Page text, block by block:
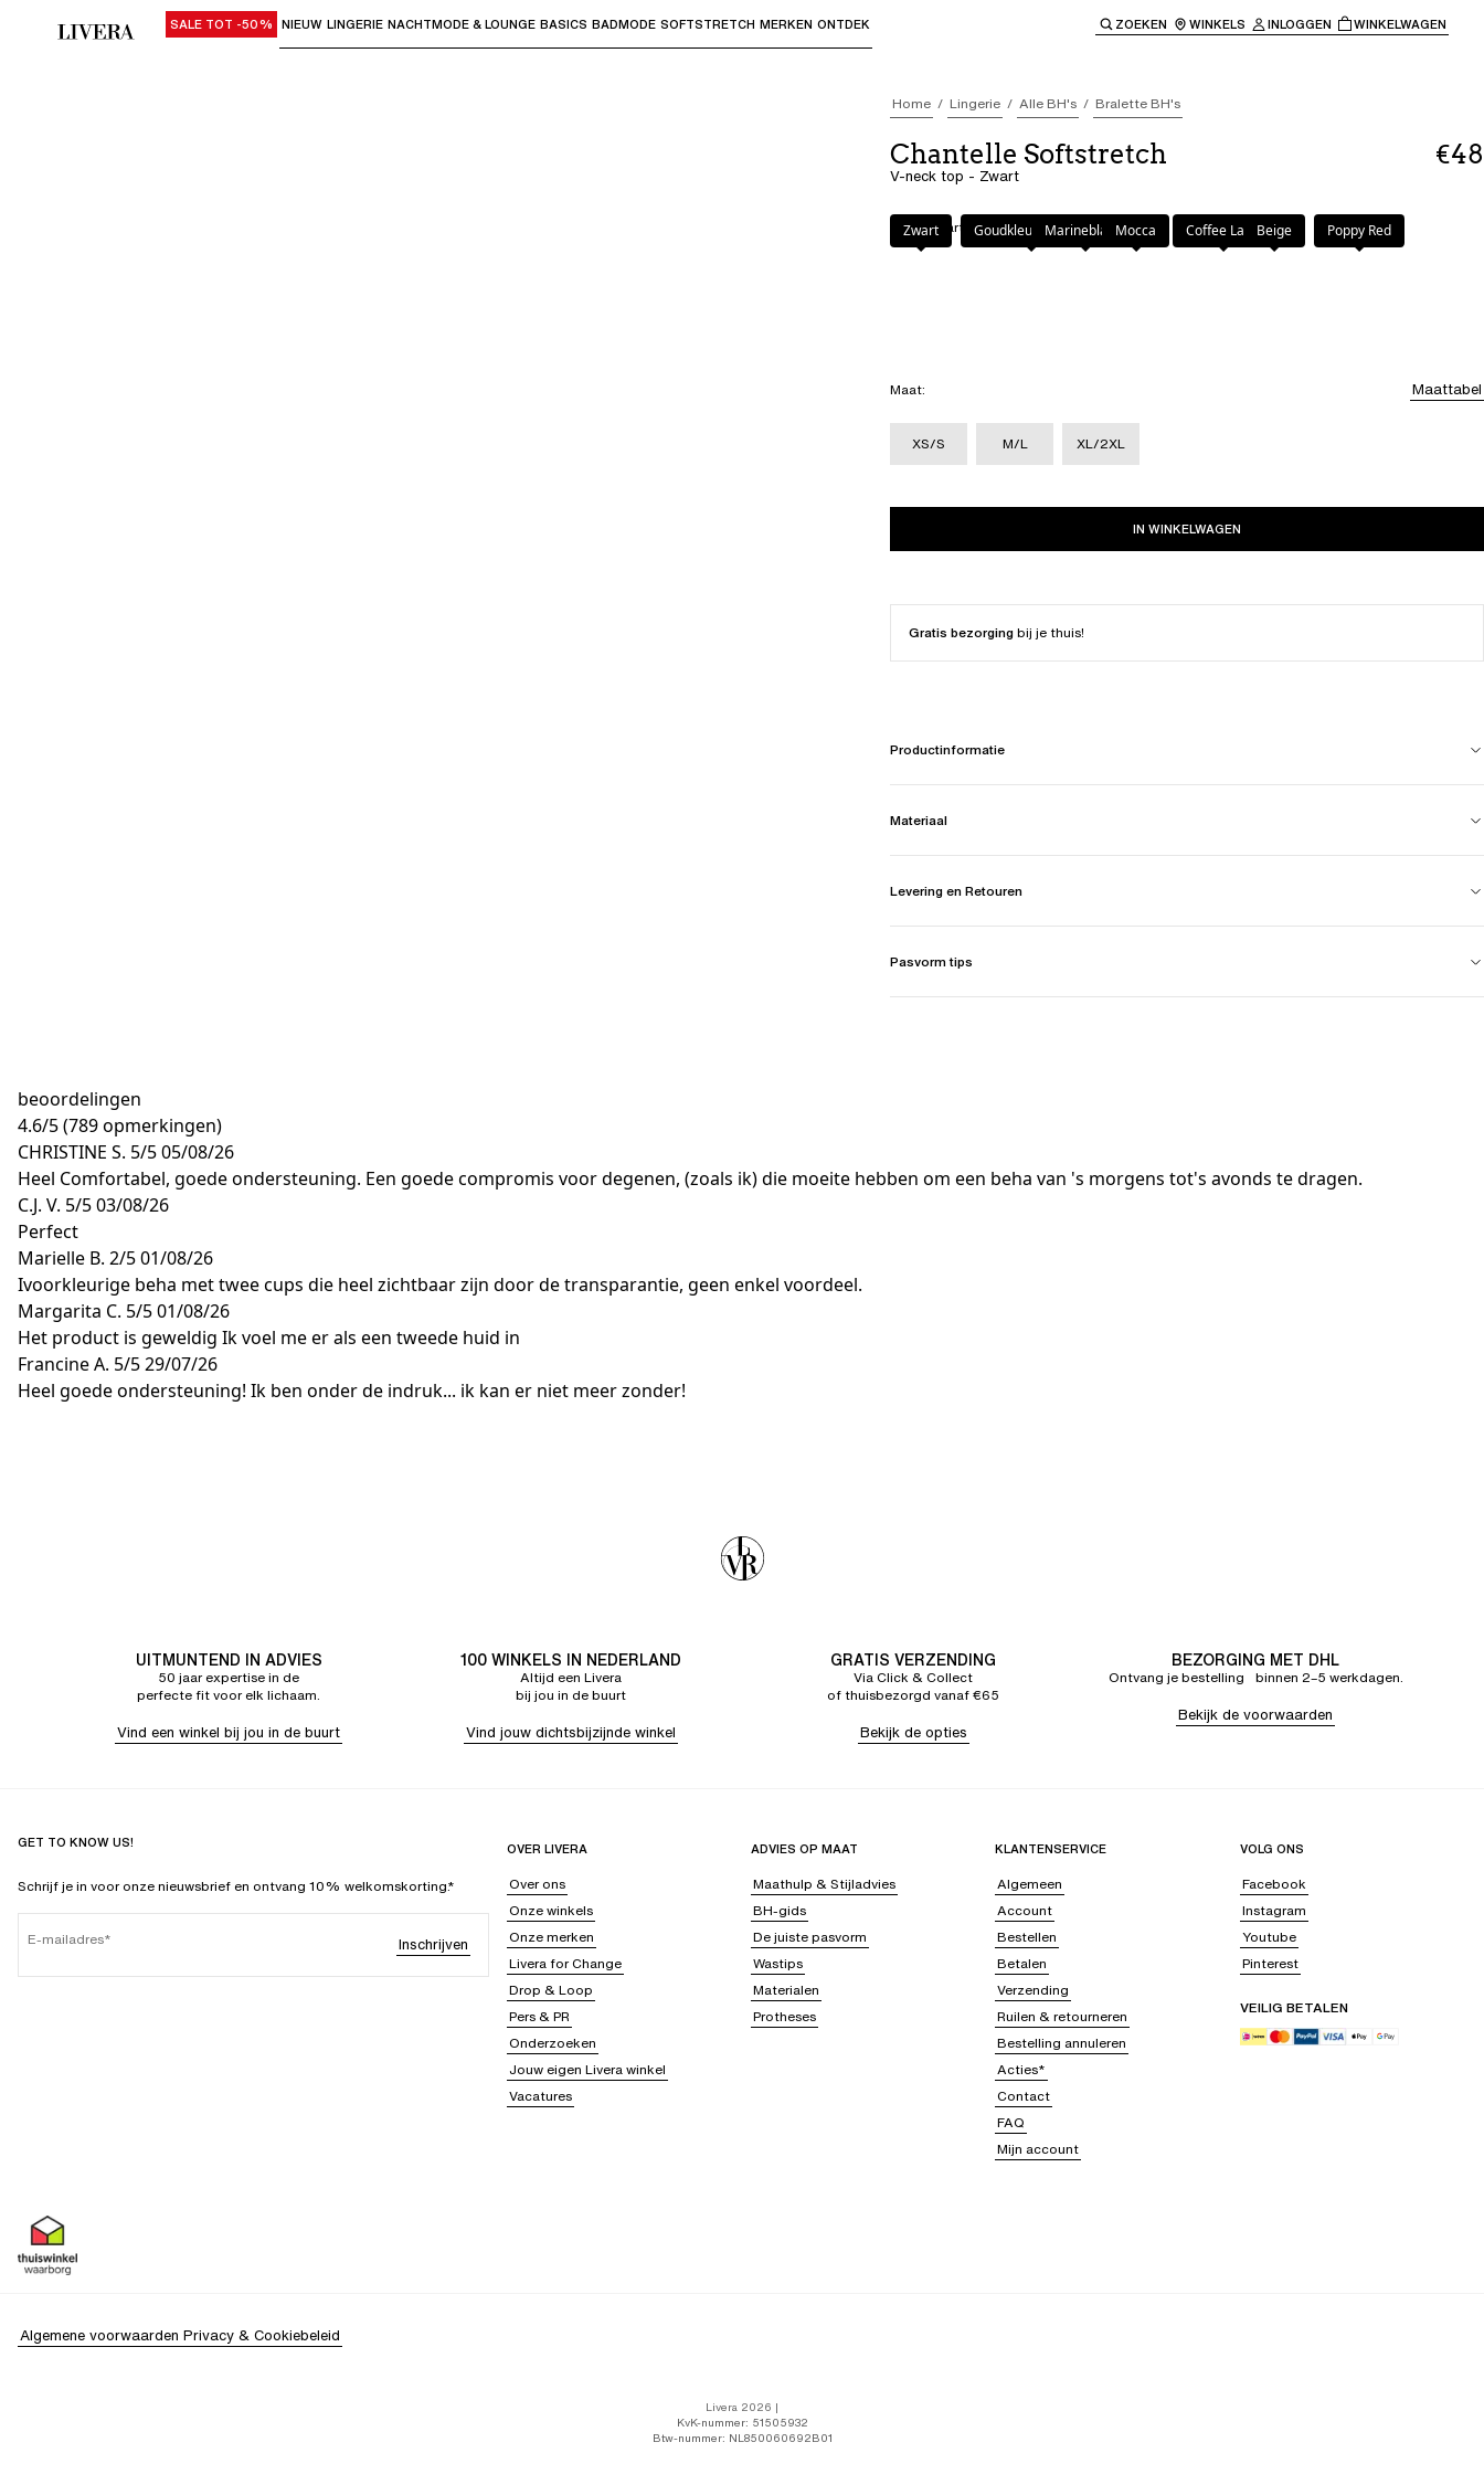
Gebruik "Pijl omlaag" of "Enter" om submenu's te openen en "Pijl omhoog" of "Escape" om terug te keren naar de hoofdnavigatie.
SALE TOT -50% NIEUW LINGERIE NACHTMODE & LOUNGE BASICS BADMODE SOFTSTRETCH MERKEN ONTDEK ZOEKEN WINKELS INLOGGEN WINKELWAGEN
Home Lingerie Alle BH's Bralette BH's
Chantelle Softstretch
V-neck top - Zwart
€48
Kleur: Zwart
Zwart Goudkleurig Beige
MarineblauwMocca Coffee LatteBeige Poppy Red
Maat: Maattabel
XS/S M/L XL/2XL
IN WINKELWAGEN
Gratis bezorgingbij je thuis!
Productinformatie
Materiaal
Levering en Retouren
Pasvorm tips
beoordelingen
4.6/5(789 opmerkingen)
CHRISTINE S. 5/505/08/26
Heel Comfortabel, goede ondersteuning. Een goede compromis voor degenen, (zoals ik) die moeite hebben om een beha van 's morgens tot's avonds te dragen.
C.J. V. 5/503/08/26
Perfect
Marielle B. 2/501/08/26
Ivoorkleurige beha met twee cups die heel zichtbaar zijn door de transparantie, geen enkel voordeel.
Margarita C. 5/501/08/26
Het product is geweldig Ik voel me er als een tweede huid in
Francine A. 5/529/07/26
Heel goede ondersteuning! Ik ben onder de indruk... ik kan er niet meer zonder!
UITMUNTEND IN ADVIES
50 jaar expertise in de
perfecte fit voor elk lichaam.
Vind een winkel bij jou in de buurt
100 WINKELS IN NEDERLAND
Altijd een Livera
bij jou in de buurt
Vind jouw dichtsbijzijnde winkel
GRATIS VERZENDING
Via Click & Collect
of thuisbezorgd vanaf €65
Bekijk de opties
BEZORGING MET DHL
Ontvang je bestelling binnen 2–5 werkdagen.
Bekijk de voorwaarden
GET TO KNOW US!
Schrijf je in voor onze nieuwsbrief en ontvang 10% welkomskorting.*
E-mailadres Inschrijven
OVER LIVERA
Over ons
Onze winkels
Onze merken
Livera for Change
Drop & Loop
Pers & PR
Onderzoeken
Jouw eigen Livera winkel
Vacatures
ADVIES OP MAAT
Maathulp & Stijladvies
BH-gids
De juiste pasvorm
Wastips
Materialen
Protheses
KLANTENSERVICE
Algemeen
Account
Bestellen
Betalen
Verzending
Ruilen & retourneren
Bestelling annuleren
Acties*
Contact
FAQ
Mijn account
VOLG ONS
Facebook
Instagram
Youtube
Pinterest
VEILIG BETALEN
Algemene voorwaarden Privacy & Cookiebeleid
Livera 2026 |
KvK-nummer: 51505932
Btw-nummer: NL850060692B01